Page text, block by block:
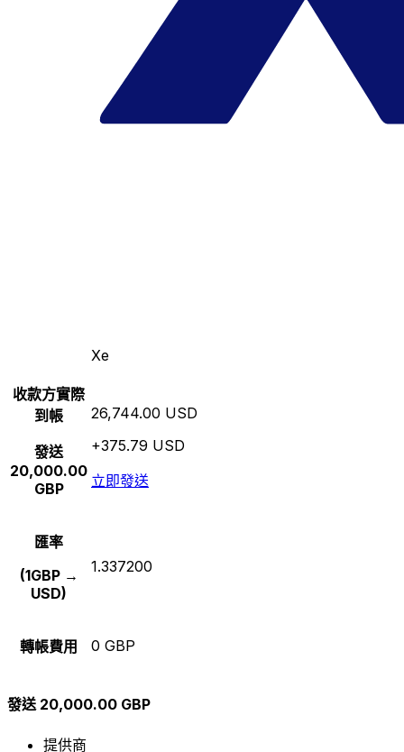
Xe
收款方實際
到帳
發送
20,000.00
GBP
26,744.00 USD
+375.79 USD
立即發送
匯率
(1GBP →
USD)
1.337200
轉帳費用 0 GBP
發送 20,000.00 GBP
提供商